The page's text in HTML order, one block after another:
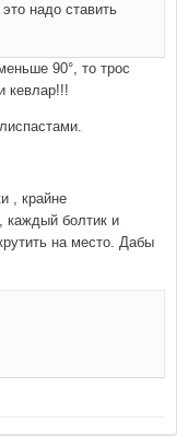
надо ставить
90°, то трос
кевлар!!!
, крайне
каждый болтик и
на место. Дабы